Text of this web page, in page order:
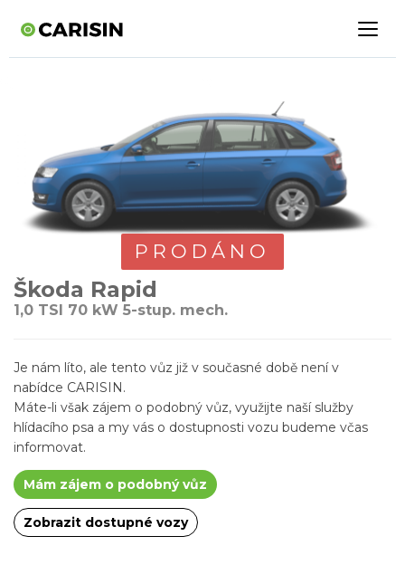
PRODÁNO
Škoda Rapid
1,0 TSI 70 kW 5-stup. mech.
Je nám líto, ale tento vůz již v současné době není v
nabídce CARISIN.
Máte-li však zájem o podobný vůz, využijte naší služby
hlídacího psa a my vás o dostupnosti vozu budeme včas
informovat.
Mám zájem o podobný vůz
Zobrazit dostupné vozy